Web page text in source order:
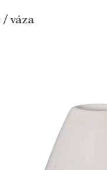
/ váza